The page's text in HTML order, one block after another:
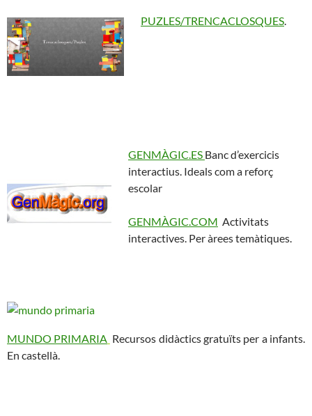
PUZLES/TRENCACLOSQUES.
GENMÀGIC.ES Banc d’exercicis
interactius. Ideals com a reforç
escolar
GENMÀGIC.COM Activitats
interactives. Per àrees temàtiques.
MUNDO PRIMARIA Recursos didàctics gratuïts per a infants.
En castellà.